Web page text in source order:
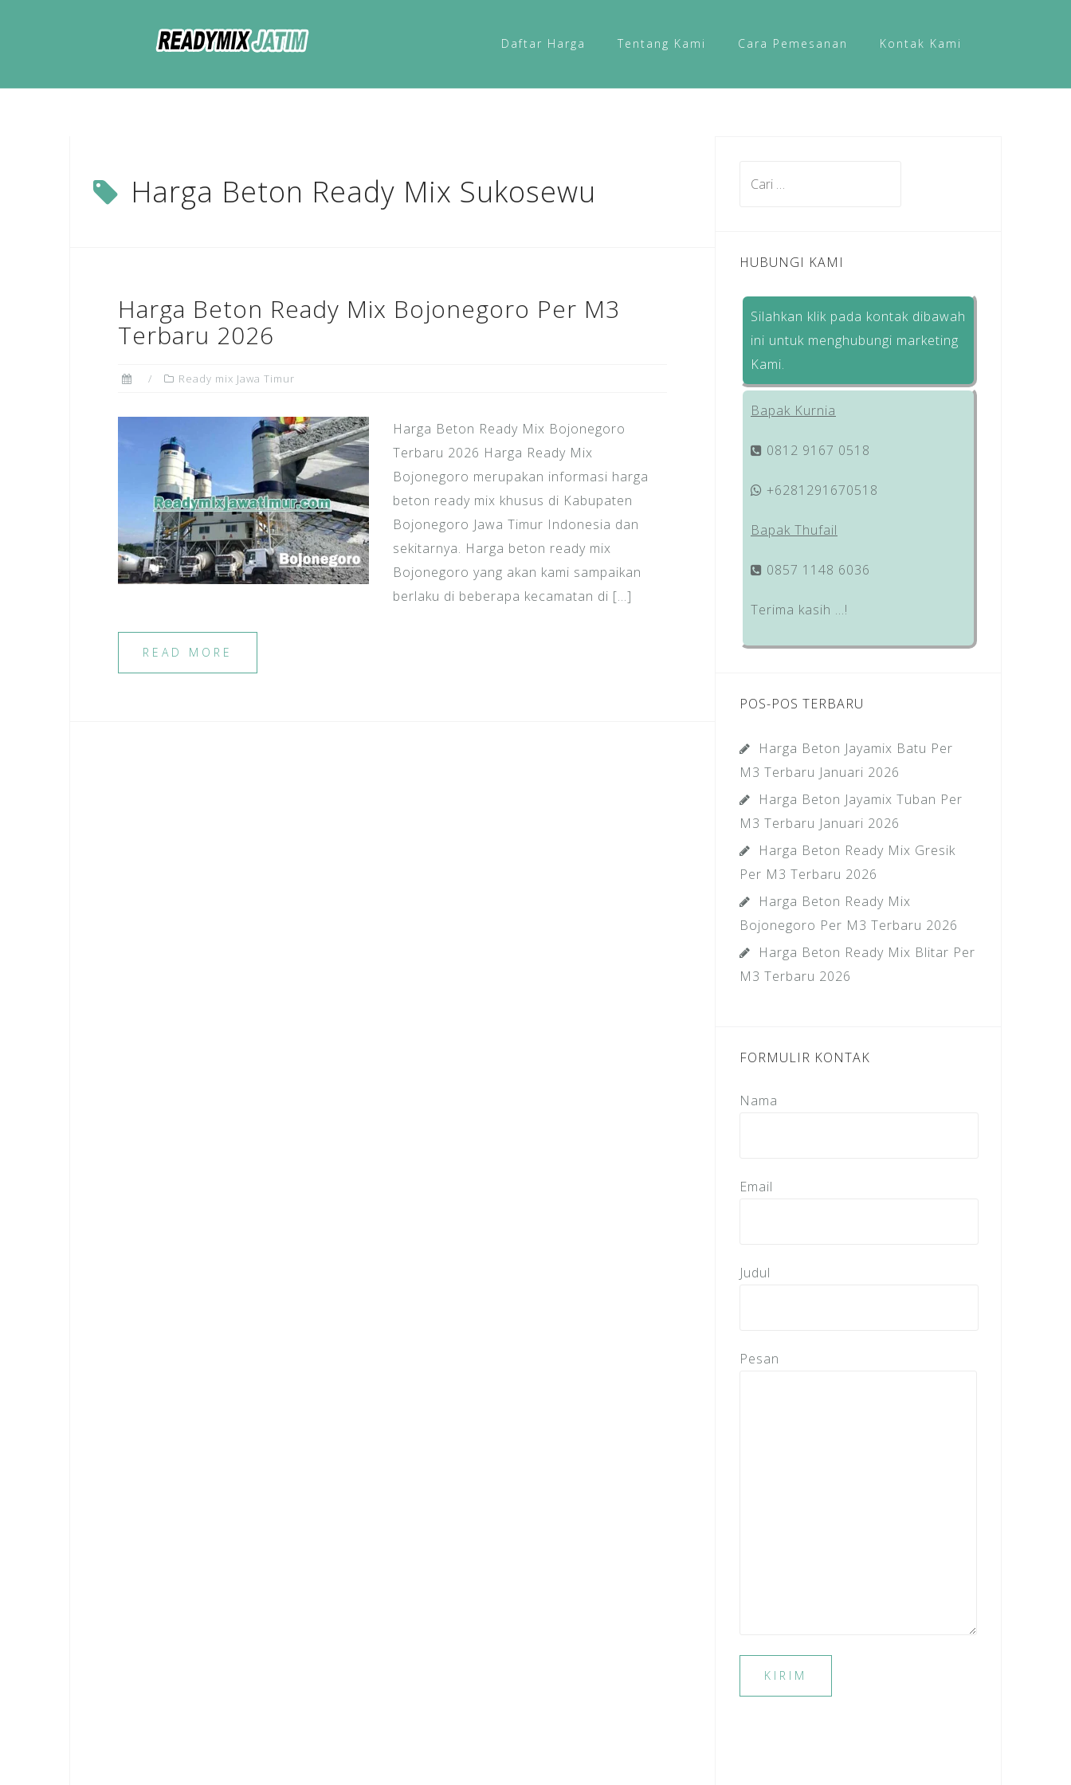
Daftar Harga Tentang Kami Cara Pemesanan Kontak Kami
Harga Beton Ready Mix Sukosewu
Harga Beton Ready Mix Bojonegoro Per M3
Terbaru 2026
Ready mix Jawa Timur
Harga Beton Ready Mix Bojonegoro
Terbaru 2026 Harga Ready Mix
Bojonegoro merupakan informasi harga
beton ready mix khusus di Kabupaten
Bojonegoro Jawa Timur Indonesia dan
sekitarnya. Harga beton ready mix
Bojonegoro yang akan kami sampaikan
berlaku di beberapa kecamatan di […]
READ MORE
HUBUNGI KAMI
Silahkan klik pada kontak dibawah
ini untuk menghubungi marketing
Kami.
Bapak Kurnia
0812 9167 0518
+6281291670518
Bapak Thufail
0857 1148 6036
Terima kasih …!
POS-POS TERBARU
Harga Beton Jayamix Batu Per
M3 Terbaru Januari 2026
Harga Beton Jayamix Tuban Per
M3 Terbaru Januari 2026
Harga Beton Ready Mix Gresik
Per M3 Terbaru 2026
Harga Beton Ready Mix
Bojonegoro Per M3 Terbaru 2026
Harga Beton Ready Mix Blitar Per
M3 Terbaru 2026
FORMULIR KONTAK
Nama
Email
Judul
Pesan